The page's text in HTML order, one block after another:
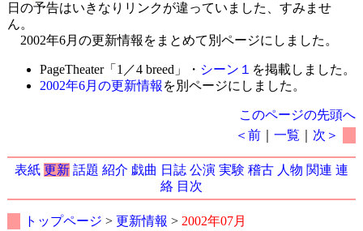
日の予告はいきなりリンクが違っていました、すみませ
ん。
2002年6月の更新情報をまとめて別ページにしました。
PageTheater「1／4 breed」・ シーン１ を掲載しました。
2002年6月の更新情報 を別ページにしました。
このページの先頭へ
＜前 ｜一覧 次＞
表紙 更新 話題 紹介 戯曲 日誌 公演 実験 稽古 人物 関連 連
絡 目次
トップページ > 更新情報 > 2002年07月